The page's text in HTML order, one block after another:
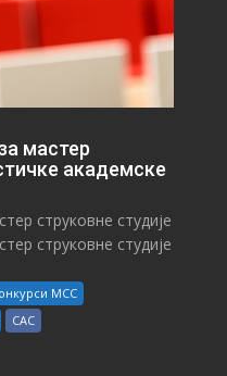
мастер
академске
струковне студије
струковне студије
МСС
САС